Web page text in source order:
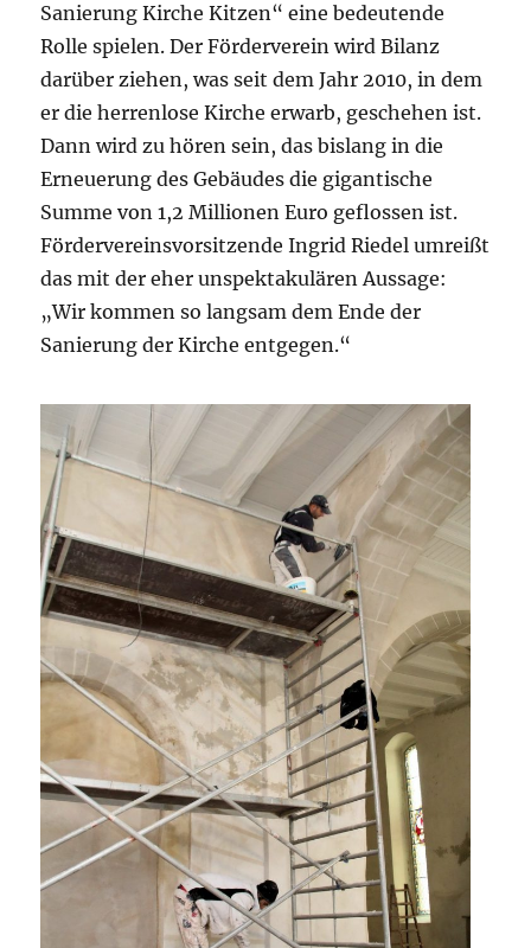
Sanierung Kirche Kitzen“ eine bedeutende
Rolle spielen. Der Förderverein wird Bilanz
darüber ziehen, was seit dem Jahr 2010, in dem
er die herrenlose Kirche erwarb, geschehen ist.
Dann wird zu hören sein, das bislang in die
Erneuerung des Gebäudes die gigantische
Summe von 1,2 Millionen Euro geflossen ist.
Fördervereinsvorsitzende Ingrid Riedel umreißt
das mit der eher unspektakulären Aussage:
„Wir kommen so langsam dem Ende der
Sanierung der Kirche entgegen.“